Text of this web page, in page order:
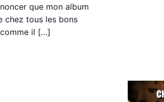
que mon album
chez tous les bons
il […]